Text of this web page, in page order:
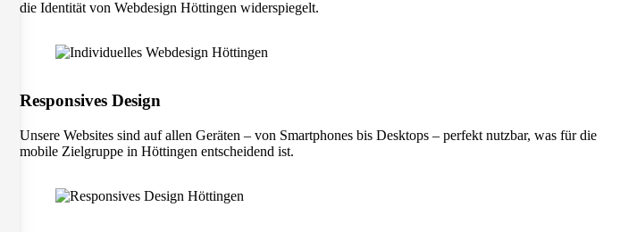
die Identität von Webdesign Höttingen widerspiegelt.
Responsives Design
Unsere Websites sind auf allen Geräten – von Smartphones bis Desktops – perfekt nutzbar, was für die
mobile Zielgruppe in Höttingen entscheidend ist.